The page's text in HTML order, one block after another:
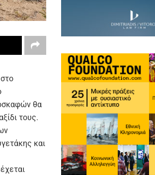
θα
τους.
και